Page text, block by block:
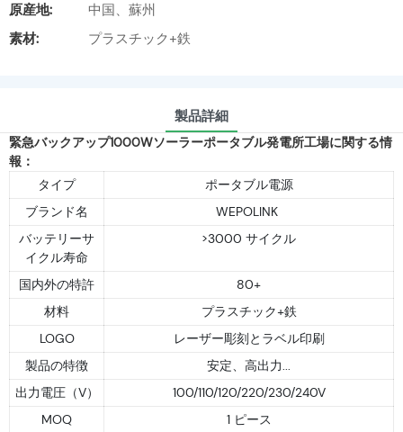
原産地:
中国、蘇州
素材:
プラスチック+鉄
製品詳細
緊急バックアップ1000Wソーラーポータブル発電所工場に関する情
報：
タイプ
ポータブル電源
ブランド名
WEPOLINK
バッテリーサ
イクル寿命
>3000 サイクル
国内外の特許
80+
材料
プラスチック+鉄
LOGO
レーザー彫刻とラベル印刷
製品の特徴
安定、高出力...
出力電圧（V）
100/110/120/220/230/240V
MOQ
1 ピース